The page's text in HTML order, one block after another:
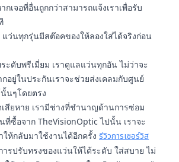
กเจอที่อื่นถูกกว่าสามารถแจ้งเราเพื่อรับ
แว่นทุกรุ่นมีสต๊อคของให้ลองใส่ได้จริงก่อน
ะดับพรีเมี่ยม เราดูแลแว่นทุกอัน ไม่ว่าจะ
อยู่ในประกันเราจะช่วยส่งเคลมกับศูนย์
นๆโดยตรง
สียหาย เรามีช่างที่ชำนาญด้านการซ่อม
ที่ซื้อจาก TheVisionOptic ไปนั้น เราจะ
ห้กลับมาใช้งานได้อีกครั้ง รีวิวการเซอร์วิส
รปรับทรงของแว่นให้ได้ระดับ ใส่สบาย ไม่